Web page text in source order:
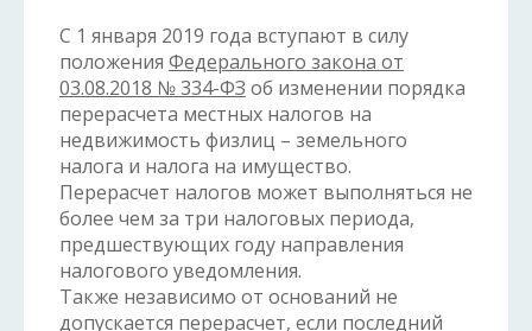
С 1 января 2019 года вступают в силу
положения Федерального закона от
03.08.2018 № 334-ФЗ об изменении порядка
перерасчета местных налогов на
недвижимость физлиц – земельного
налога и налога на имущество.
Перерасчет налогов может выполняться не
более чем за три налоговых периода,
предшествующих году направления
налогового уведомления.
Также независимо от оснований не
допускается перерасчет, если последний